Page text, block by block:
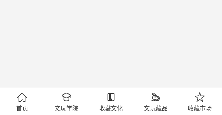

首页

文玩学院

收藏文化

文玩藏品

收藏市场